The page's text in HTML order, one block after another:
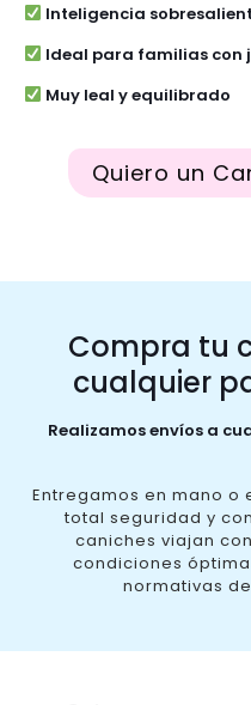
Inteligencia
Ideal para familias con
Muy leal y equilibrado
Quiero un
Compra tu
cualquier
Realizamos envíos a
Entregamos en mano o
total seguridad y
caniches viajan
condiciones
normativas